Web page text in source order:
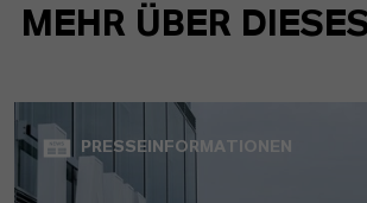
MEHR ÜBER
PRESSEINFORMATIONEN